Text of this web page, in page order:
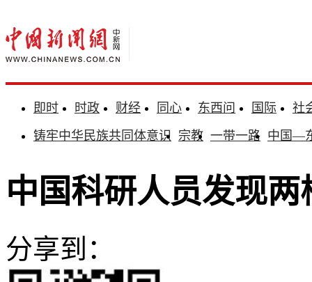
即时 时政 财经 同心 东西问 国际
社
铸牢中华民族共同体意识 宗教 一带一路 中国—
中国科研人员发现
分享到：